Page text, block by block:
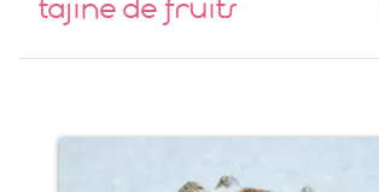
tajine de fruits